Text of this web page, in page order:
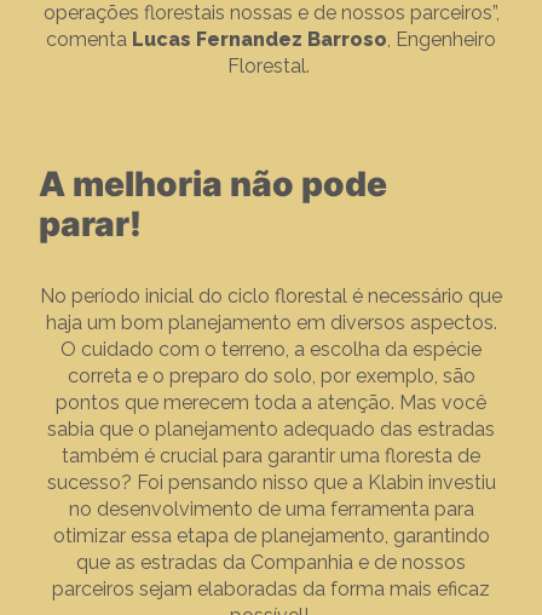
operações florestais nossas e de nossos parceiros”,
comenta Lucas Fernandez Barroso, Engenheiro
Florestal.
A melhoria não pode
parar!
No período inicial do ciclo florestal é necessário que
haja um bom planejamento em diversos aspectos.
O cuidado com o terreno, a escolha da espécie
correta e o preparo do solo, por exemplo, são
pontos que merecem toda a atenção. Mas você
sabia que o planejamento adequado das estradas
também é crucial para garantir uma floresta de
sucesso? Foi pensando nisso que a Klabin investiu
no desenvolvimento de uma ferramenta para
otimizar essa etapa de planejamento, garantindo
que as estradas da Companhia e de nossos
parceiros sejam elaboradas da forma mais eficaz